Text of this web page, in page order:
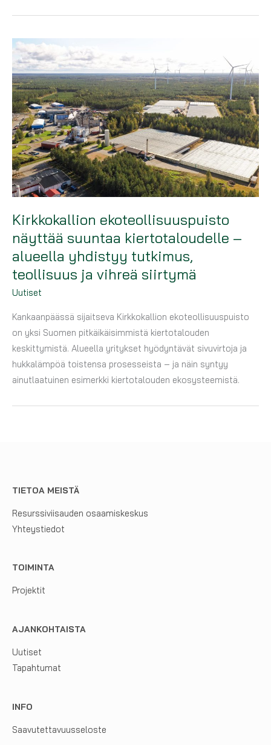
Kirkkokallion ekoteollisuuspuisto
näyttää suuntaa kiertotaloudelle –
alueella yhdistyy tutkimus,
teollisuus ja vihreä siirtymä
Uutiset
Kankaanpäässä sijaitseva Kirkkokallion ekoteollisuuspuisto
on yksi Suomen pitkäikäisimmistä kiertotalouden
keskittymistä. Alueella yritykset hyödyntävät sivuvirtoja ja
hukkalämpöä toistensa prosesseista – ja näin syntyy
ainutlaatuinen esimerkki kiertotalouden ekosysteemistä.
TIETOA MEISTÄ
Resurssiviisauden osaamiskeskus
Yhteystiedot
TOIMINTA
Projektit
AJANKOHTAISTA
Uutiset
Tapahtumat
INFO
Saavutettavuusseloste